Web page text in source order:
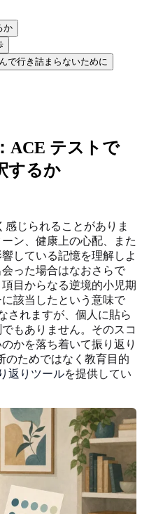
か
で行き詰まらないために
ACE テストで
するか
感じられることがありま
ン、健康上の心配、また
している記憶を理解しよ
った場合はなおさらで
目からなる逆境的小児期
該当したという意味で
されますが、個人に貼ら
もありません。そのスコ
かを落ち着いて振り返り
のためではなく教育目的
返りツールを提供してい